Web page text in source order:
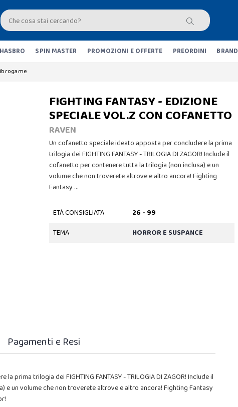
HASBRO SPIN MASTER PROMOZIONI E OFFERTE PREORDINI BRAND
FIGHTING FANTASY - EDIZIONE
SPECIALE VOL.Z CON COFANETTO
RAVEN
Un cofanetto speciale ideato apposta per concludere la prima
trilogia dei FIGHTING FANTASY - TRILOGIA DI ZAGOR! Include il
cofanetto per contenere tutta la trilogia (non inclusa) e un
volume che non troverete altrove e altro ancora! Fighting
Fantasy …
ETÀ CONSIGLIATA
26 - 99
TEMA
HORROR E SUSPANCE
Pagamenti e Resi
prima trilogia dei FIGHTING FANTASY - TRILOGIA DI ZAGOR! Include il
un volume che non troverete altrove e altro ancora! Fighting Fantasy